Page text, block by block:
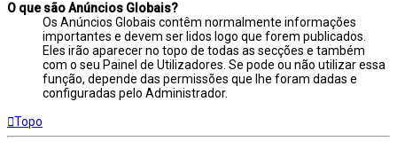
O que são Anúncios Globais?
Os Anúncios Globais contêm normalmente informações
importantes e devem ser lidos logo que forem publicados.
Eles irão aparecer no topo de todas as secções e também
com o seu Painel de Utilizadores. Se pode ou não utilizar essa
função, depende das permissões que lhe foram dadas e
configuradas pelo Administrador.
Topo